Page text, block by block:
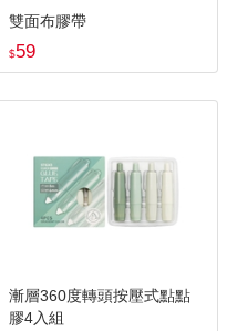
雙面布膠帶
$59
漸層360度轉頭按壓式點點
膠4入組